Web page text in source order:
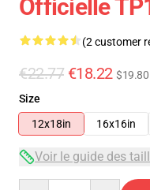
Officielle
(2 customer
€22.77 €18.22 $19.80
Size
12x18in
16x16in
Voir le guide des